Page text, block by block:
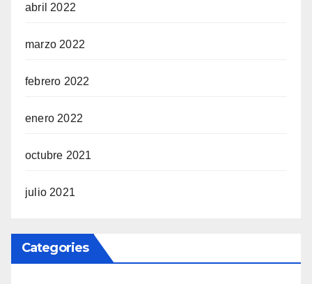
abril 2022
marzo 2022
febrero 2022
enero 2022
octubre 2021
julio 2021
Categories